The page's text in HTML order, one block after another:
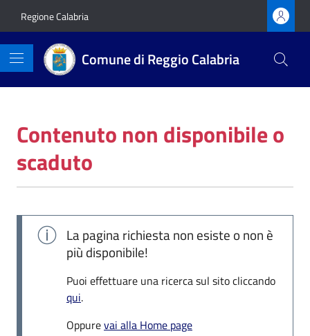
Regione Calabria
Comune di Reggio Calabria
Contenuto non disponibile o
scaduto
La pagina richiesta non esiste o non è
più disponibile!
Puoi effettuare una ricerca sul sito cliccando
qui.
Oppurevai alla Home page